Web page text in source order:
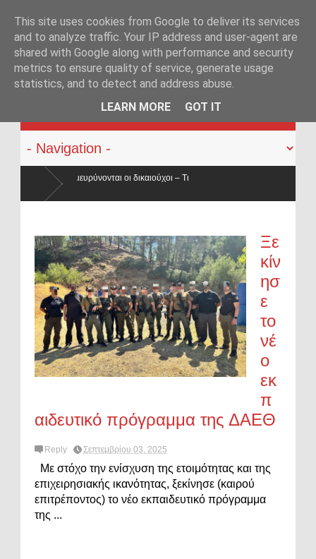
KATEHACKER
Ξε
κίν
ησ
ε
το
νέ
ο
εκ
π
αιδευτικό πρόγραμμα της ΔΑΕΘ
Reply Σεπτεμβρίου 03, 2025
Με στόχο την ενίσχυση της ετοιμότητας και της
επιχειρησιακής ικανότητας, ξεκίνησε (καιρού
επιτρέποντος) το νέο εκπαιδευτικό πρόγραμμα
της ...
This site uses cookies from Google to deliver its services
and to analyze traffic. Your IP address and user-agent are
shared with Google along with performance and security
metrics to ensure quality of service, generate usage
statistics, and to detect and address abuse.
LEARN MORE
GOT IT